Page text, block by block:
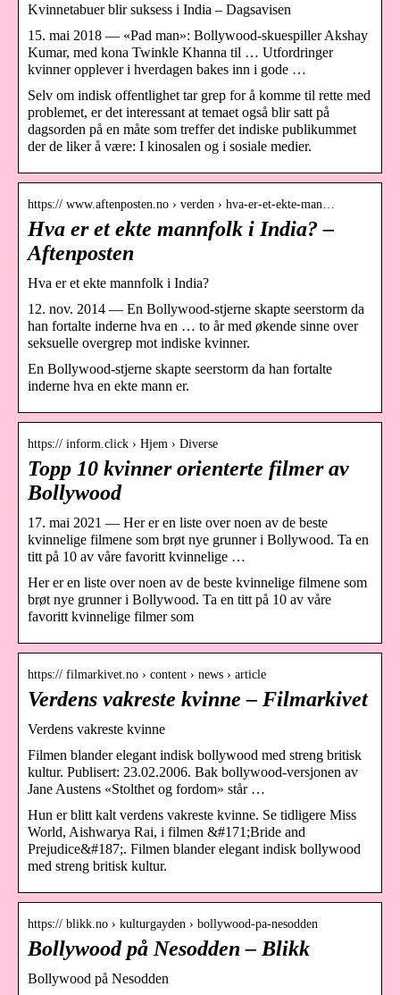
Kvinnetabuer blir suksess i India – Dagsavisen
15. mai 2018 — «Pad man»: Bollywood-skuespiller Akshay
Kumar, med kona Twinkle Khanna til … Utfordringer
kvinner opplever i hverdagen bakes inn i gode …
Selv om indisk offentlighet tar grep for å komme til rette med
problemet, er det interessant at temaet også blir satt på
dagsorden på en måte som treffer det indiske publikummet
der de liker å være: I kinosalen og i sosiale medier.
https:// www.aftenposten.no › verden › hva-er-et-ekte-man…
Hva er et ekte mannfolk i India? –
Aftenposten
Hva er et ekte mannfolk i India?
12. nov. 2014 — En Bollywood-stjerne skapte seerstorm da
han fortalte inderne hva en … to år med økende sinne over
seksuelle overgrep mot indiske kvinner.
En Bollywood-stjerne skapte seerstorm da han fortalte
inderne hva en ekte mann er.
https:// inform.click › Hjem › Diverse
Topp 10 kvinner orienterte filmer av
Bollywood
17. mai 2021 — Her er en liste over noen av de beste
kvinnelige filmene som brøt nye grunner i Bollywood. Ta en
titt på 10 av våre favoritt kvinnelige …
Her er en liste over noen av de beste kvinnelige filmene som
brøt nye grunner i Bollywood. Ta en titt på 10 av våre
favoritt kvinnelige filmer som
https:// filmarkivet.no › content › news › article
Verdens vakreste kvinne – Filmarkivet
Verdens vakreste kvinne
Filmen blander elegant indisk bollywood med streng britisk
kultur. Publisert: 23.02.2006. Bak bollywood-versjonen av
Jane Austens «Stolthet og fordom» står …
Hun er blitt kalt verdens vakreste kvinne. Se tidligere Miss
World, Aishwarya Rai, i filmen &#171;Bride and
Prejudice&#187;. Filmen blander elegant indisk bollywood
med streng britisk kultur.
https:// blikk.no › kulturgayden › bollywood-pa-nesodden
Bollywood på Nesodden – Blikk
Bollywood på Nesodden